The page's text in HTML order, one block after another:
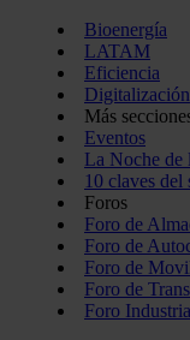
Bioenergía
LATAM
Eficiencia
Digitalización
Más
Eventos
La Noche de
10 claves del
Foros
Foro de
Foro de
Foro de
Foro de
Foro